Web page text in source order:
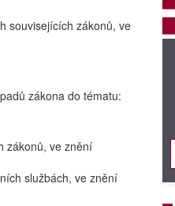
souvisejících zákonů, ve
zákona do tématu:
zákonů, ve znění
službách, ve znění